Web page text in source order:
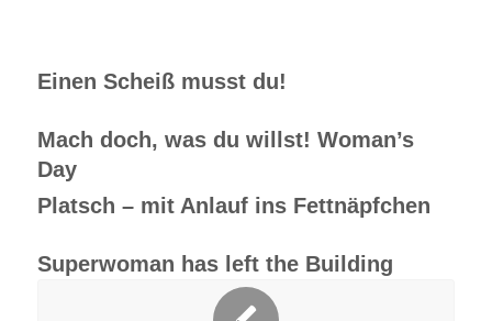
Einen Scheiß musst du!
Mach doch, was du willst! Woman’s
Day
Platsch – mit Anlauf ins Fettnäpfchen
Superwoman has left the Building